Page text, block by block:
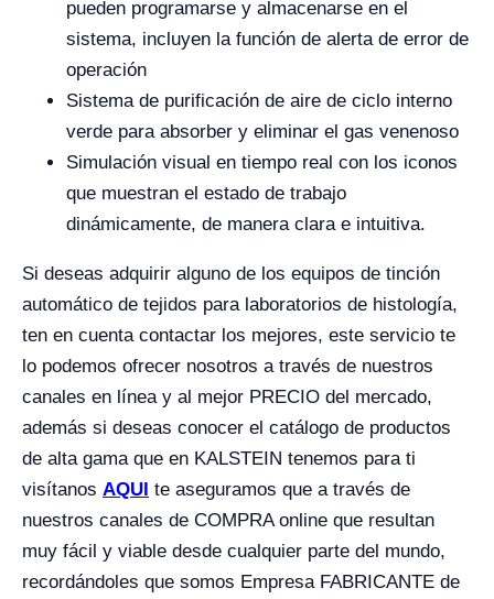
pueden programarse y almacenarse en el
sistema, incluyen la función de alerta de error de
operación
Sistema de purificación de aire de ciclo interno
verde para absorber y eliminar el gas venenoso
Simulación visual en tiempo real con los iconos
que muestran el estado de trabajo
dinámicamente, de manera clara e intuitiva.
Si deseas adquirir alguno de los equipos de tinción
automático de tejidos para laboratorios de histología,
ten en cuenta contactar los mejores, este servicio te
lo podemos ofrecer nosotros a través de nuestros
canales en línea y al mejor PRECIO del mercado,
además si deseas conocer el catálogo de productos
de alta gama que en KALSTEIN tenemos para ti
visítanos AQUI te aseguramos que a través de
nuestros canales de COMPRA online que resultan
muy fácil y viable desde cualquier parte del mundo,
recordándoles que somos Empresa FABRICANTE de